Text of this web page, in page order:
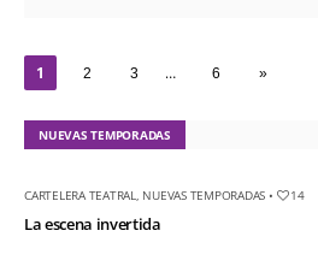
1 2 3 … 6 »
NUEVAS TEMPORADAS
CARTELERA TEATRAL NUEVAS TEMPORADAS • 14
La escena invertida